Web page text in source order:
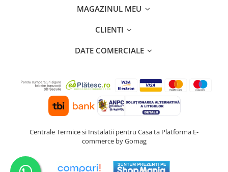
MAGAZINUL MEU
CLIENTI
DATE COMERCIALE
Centrale Termice si Instalatii pentru Casa ta Platforma E-
commerce by Gomag